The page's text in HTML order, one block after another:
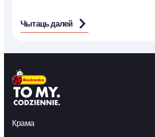
Чытаць далей
Крама